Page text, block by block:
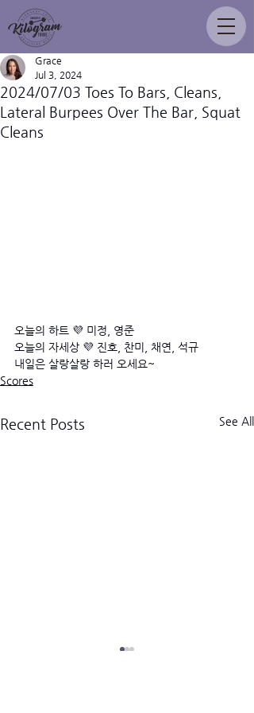
2024/07/03 Toes To Bars, Cleans,
Lateral Burpees Over The Bar, Squat
Cleans
Grace
Jul 3, 2024
오늘의 하트 💜 미정, 영준
오늘의 자세상 💜 진호, 찬미, 채연, 석규
내일은 살랑살랑 하러 오세요~
Scores
Recent Posts See All